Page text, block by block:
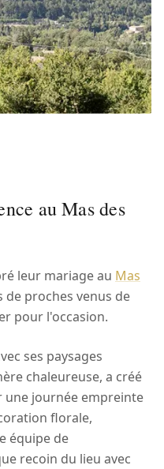
au Mas des
leur mariage au Mas
de proches venus de
pour l'occasion.
ses paysages
chaleureuse, a créé
une journée empreinte
florale,
équipe de
recoin du lieu avec